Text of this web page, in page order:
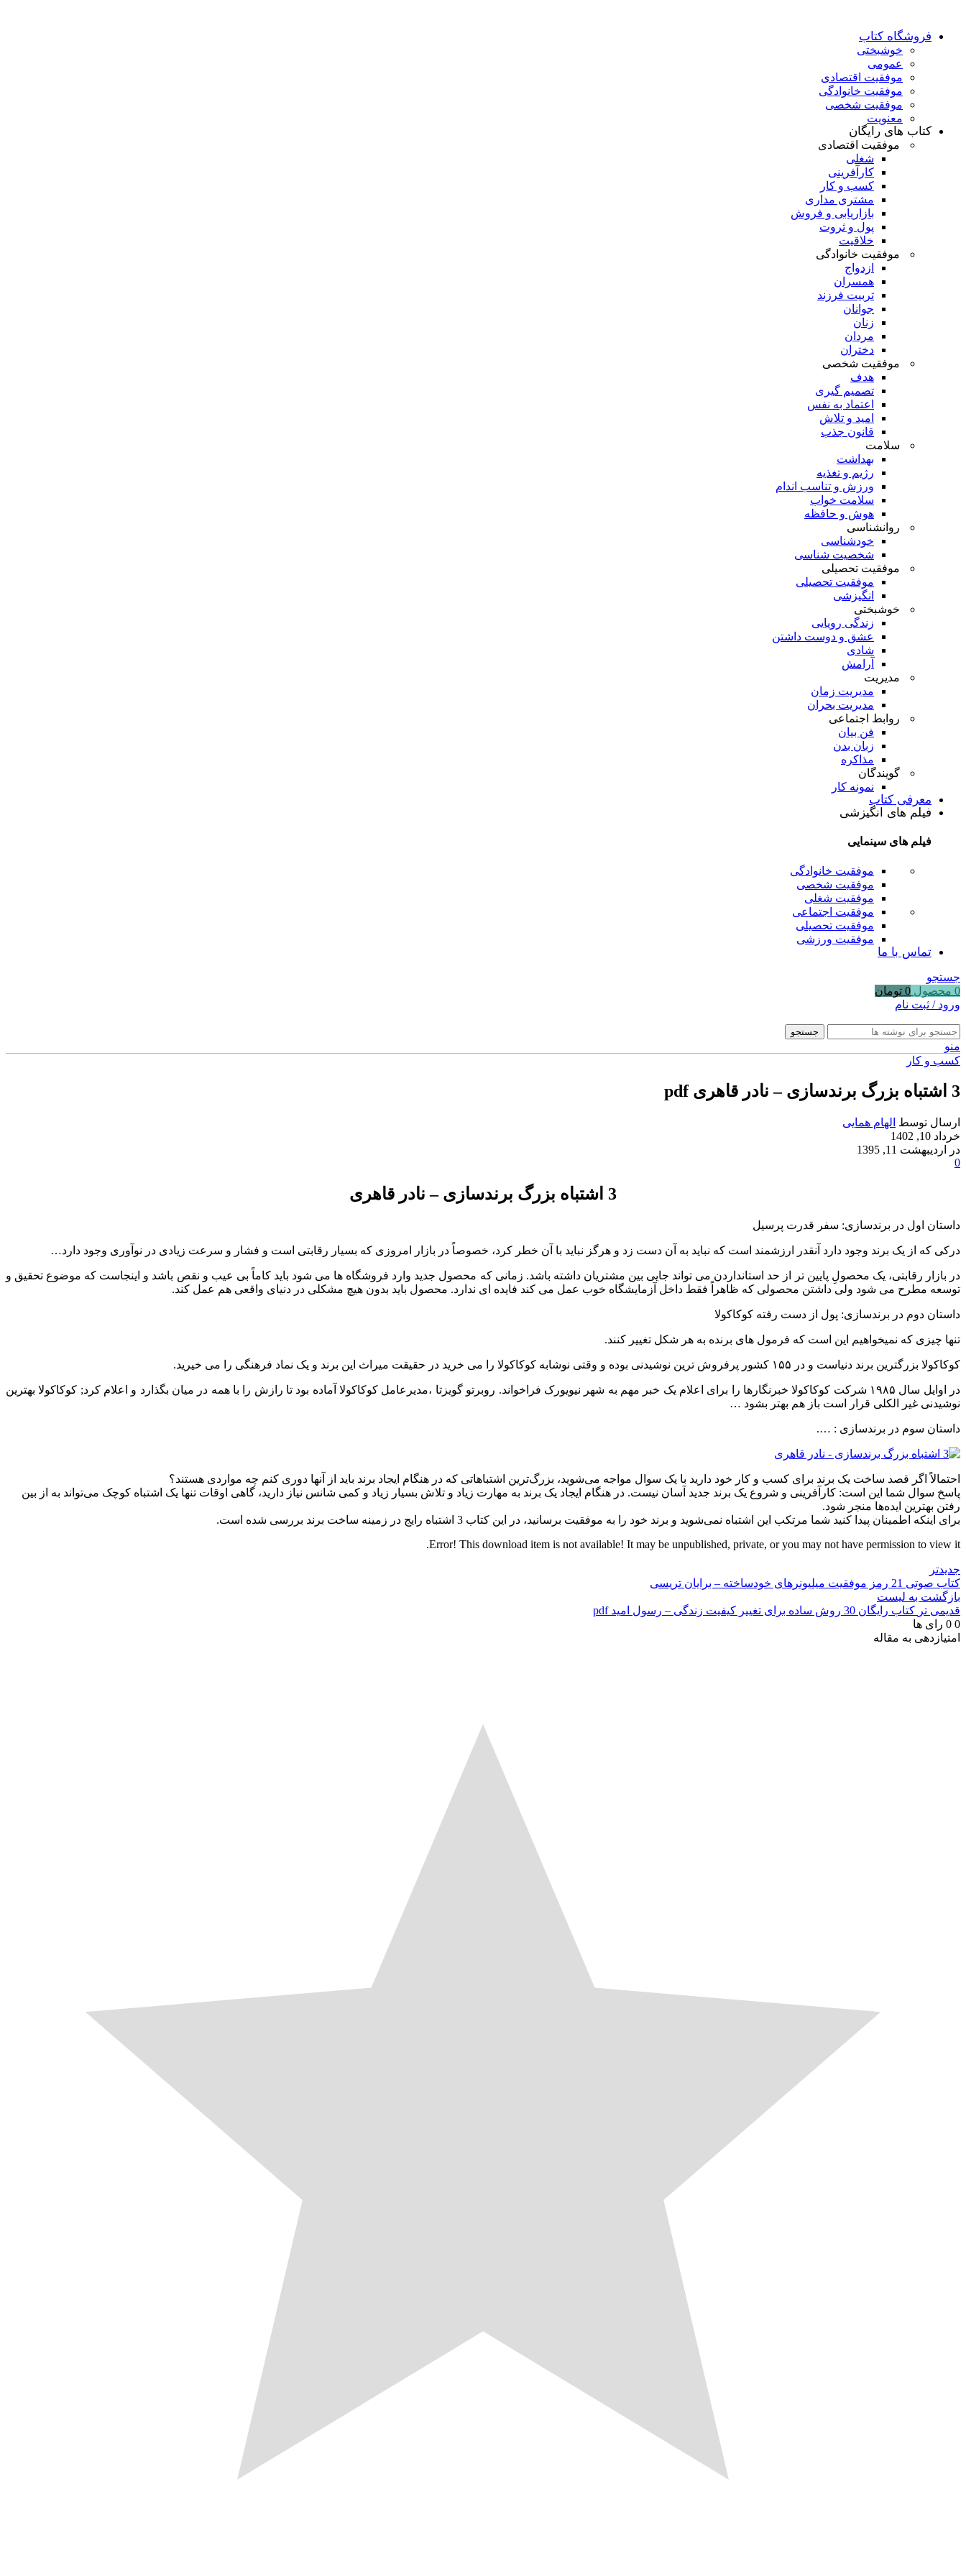
فروشگاه کتاب
خوشبختی
عمومی
موفقیت اقتصادی
موفقیت خانوادگی
موفقیت شخصی
معنویت
کتاب های رایگان
موفقیت اقتصادی
شغلی
کارآفرینی
کسب و کار
مشتری مداری
بازاریابی و فروش
پول و ثروت
خلاقیت
موفقیت خانوادگی
ازدواج
همسران
تربیت فرزند
جوانان
زنان
مردان
دختران
موفقیت شخصی
هدف
تصمیم گیری
اعتماد به نفس
امید و تلاش
قانون جذب
سلامت
بهداشت
رژیم و تغذیه
ورزش و تناسب اندام
سلامت خواب
هوش و حافظه
روانشناسی
خودشناسی
شخصیت شناسی
موفقیت تحصیلی
موفقیت تحصیلی
انگیزشی
خوشبختی
زندگی رویایی
عشق و دوست داشتن
شادی
آرامش
مدیریت
مدیریت زمان
مدیریت بحران
روابط اجتماعی
فن بیان
زبان بدن
مذاکره
گویندگان
نمونه کار
معرفی کتاب
فیلم های انگیزشی
فیلم های سینمایی
موفقیت خانوادگی
موفقیت شخصی
موفقیت شغلی
موفقیت اجتماعی
موفقیت تحصیلی
موفقیت ورزشی
تماس با ما
جستجو
0 محصول 0 تومان
ورود / ثبت نام
جستجو
منو
کسب و کار
3 اشتباه بزرگ برندسازی – نادر قاهری pdf
ارسال توسط الهام همایی
خرداد 10, 1402
در اردیبهشت 11, 1395
0
3 اشتباه بزرگ برندسازی – نادر قاهری
داستان اول در برندسازی: سفر قدرت پرسیل
درکی که از یک برند وجود دارد آنقدر ارزشمند است که نباید به آن دست زد و هرگز نباید با آن خطر کرد، خصوصاً در بازار امروزی که بسیار رقابتی است و فشار و سرعت زیادی در نوآوری وجود دارد…
در بازار رقابتی، یک محصولِ پایین تر از حد استانداردن می تواند جایی بین مشتریان داشته باشد. زمانی که محصول جدید وارد فروشگاه ها می شود باید کاماً بی عیب و نقص باشد و اینجاست که موضوع تحقیق و
توسعه مطرح می شود ولی داشتن محصولی که ظاهراً فقط داخل آزمایشگاه خوب عمل می کند فایده ای ندارد. محصول باید بدون هیچ مشکلی در دنیای واقعی هم عمل کند.
داستان دوم در برندسازی: پول از دست رفته کوکاکولا
تنها چیزی که نمیخواهیم این است که فرمول های برنده به هر شکل تغییر کنند.
کوکاکولا بزرگترین برند دنیاست و در ۱۵۵ کشور پرفروش ترین نوشیدنی بوده و وقتی نوشابه کوکاکولا را می خرید در حقیقت میراث این برند و یک نماد فرهنگی را می خیرید.
در اوایل سال ۱۹۸۵ شرکت کوکاکولا خبرنگارها را برای اعلام یک خبر مهم به شهر نیویورک فراخواند. روبرتو گویزتا ،مدیرعامل کوکاکولا آماده بود تا رازش را با همه در میان بگذارد و اعلام کرد; کوکاکولا بهترین
نوشیدنی غیر الکلی قرار است باز هم بهتر بشود …
داستان سوم در برندسازی : ….
احتمالاً اگر قصد ساخت یک برند برای کسب و کار خود دارید با یک سوال مواجه می‌شوید، بزرگ‌ترین اشتباهاتی که در هنگام ایجاد برند باید از آنها دوری کنم چه مواردی هستند؟
پاسخ سوال شما این است: کارآفرینی و شروع یک برند جدید آسان نیست. در هنگام ایجاد یک برند به مهارت زیاد و تلاش بسیار زیاد و کمی شانس نیاز دارید، گاهی اوقات تنها یک اشتباه کوچک می‌تواند به از بین
رفتن بهترین ایده‌ها منجر شود.
برای اینکه اطمینان پیدا کنید شما مرتکب این اشتباه نمی‌شوید و برند خود را به موفقیت برسانید، در این کتاب 3 اشتباه رایج در زمینه ساخت برند بررسی شده است.
Error! This download item is not available! It may be unpublished, private, or you may not have permission to view it.
جدیدتر
کتاب صوتی 21 رمز موفقیت میلیونرهای خودساخته – برایان تریسی
بازگشت به لیست
قدیمی تر کتاب رایگان 30 روش ساده برای تغییر کیفیت زندگی – رسول امید pdf
0
0 رای ها
امتیازدهی به مقاله